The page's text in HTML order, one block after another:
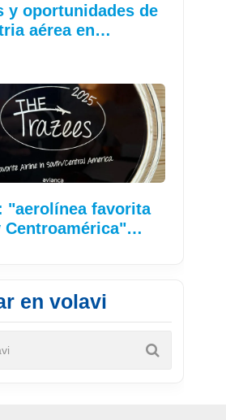
y oportunidades de
aérea en…
"aerolínea favorita
Centroamérica"…
en volavi